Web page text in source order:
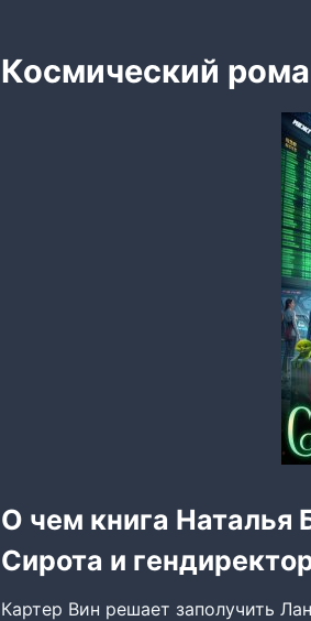
Космический
О чем книга Наталья
Сирота и
Картер Вин решает заполучить